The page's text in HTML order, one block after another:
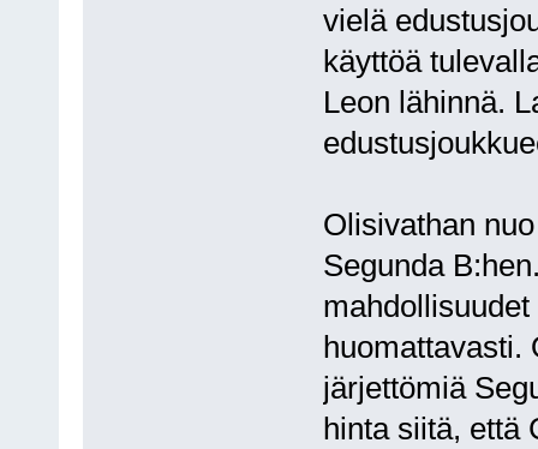
vielä
käyttöä
Leon lähinnä.
Olisivathan
Segunda
huomattavasti.
järjettömiä
hinta siitä, että